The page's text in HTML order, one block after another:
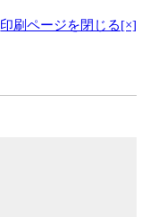
印刷ページを閉じる[×]